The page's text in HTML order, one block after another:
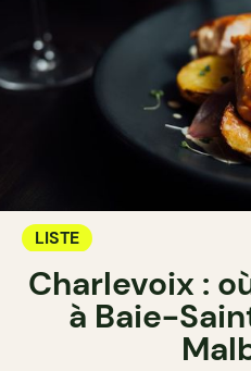
LISTE
Charlevoix :
à Baie-